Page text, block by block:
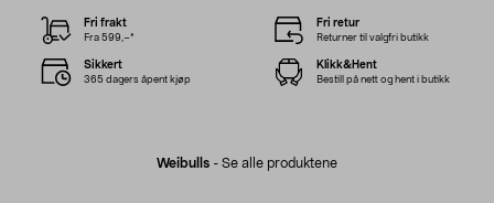
Weibulls - Se alle produktene
Fri frakt
Fra 599,–*
Fri retur
Returner til valgfri butikk
Sikkert
365 dagers åpent kjøp
Klikk&Hent
Bestill på nett og hent i butikk